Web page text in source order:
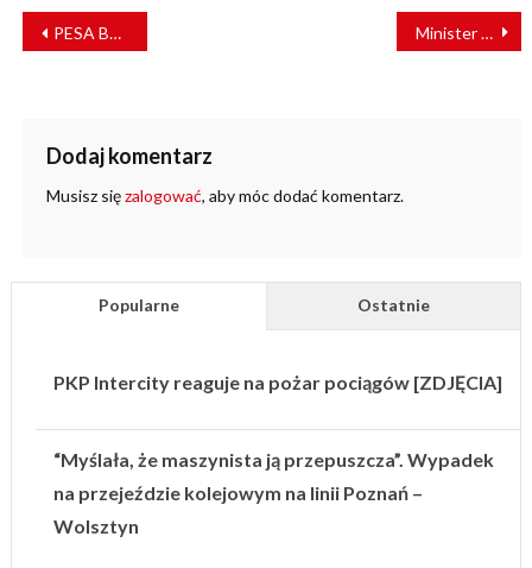
NAWIGACJA
WPISU
PESA Bydgoszcz odmawia naprawy białoruskiego pociągu Minister Grzegorz Puda: Tramwaj zmienił polskie miasta [WYWIAD]
Dodaj komentarz
Musisz sięzalogować, aby móc dodać komentarz.
Popularne Ostatnie
PKP Intercity reaguje na pożar pociągów [ZDJĘCIA]
“Myślała, że maszynista ją przepuszcza”. Wypadek
na przejeździe kolejowym na linii Poznań –
Wolsztyn